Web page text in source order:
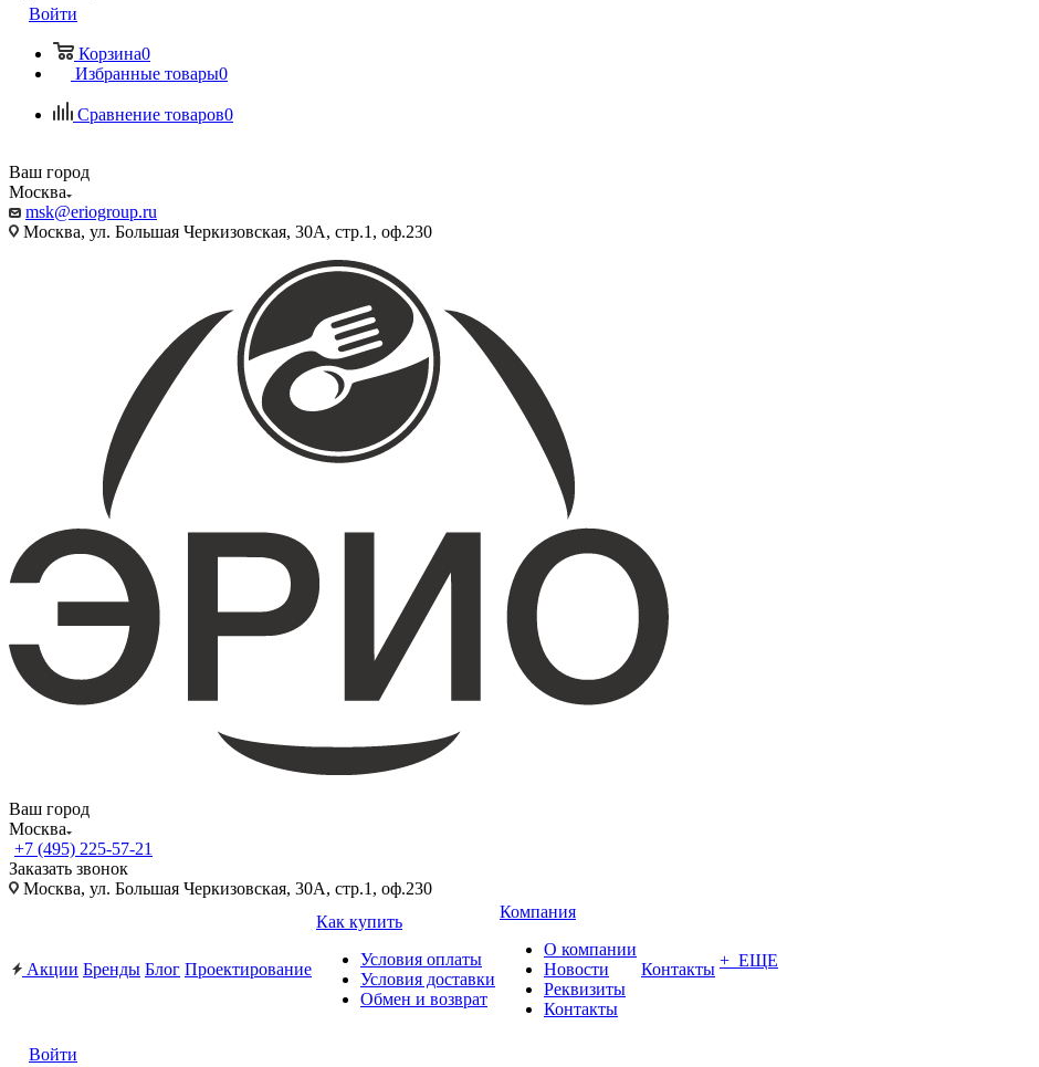
Войти
Корзина0
Избранные товары0
Сравнение товаров0
Ваш город
Москва
msk@eriogroup.ru
Москва, ул. Большая Черкизовская, 30А, стр.1, оф.230
Ваш город
Москва
+7 (495) 225-57-21
Заказать звонок
Москва, ул. Большая Черкизовская, 30А, стр.1, оф.230
Акции Бренды Блог Проектирование
Как купить
Условия оплаты
Условия доставки
Обмен и возврат
Компания
О компании
Новости
Реквизиты
Контакты
Контакты + ЕЩЕ
Войти